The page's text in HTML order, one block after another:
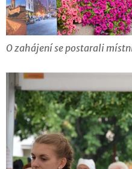
O zahájení se postarali